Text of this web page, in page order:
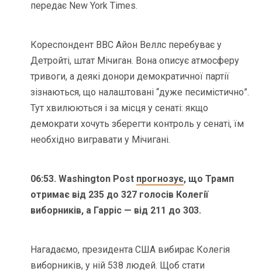
передає New York Times.
Кореспондент ВВС Айон Веллс перебуває у
Детройті, штат Мічиган. Вона описує атмосферу
тривоги, а деякі донори демократичної партії
зізнаються, що налаштовані “дуже песимістично”.
Тут хвилюються і за місця у сенаті: якщо
демократи хочуть зберегти контроль у сенаті, їм
необхідно вигравати у Мічигані.
06:53. Washington Post прогнозує, що Трамп
отримає від 235 до 327 голосів Колегії
виборників, а Гарріс — від 211 до 303.
Нагадаємо, президента США вибирає Колегія
виборників, у ній 538 людей. Щоб стати